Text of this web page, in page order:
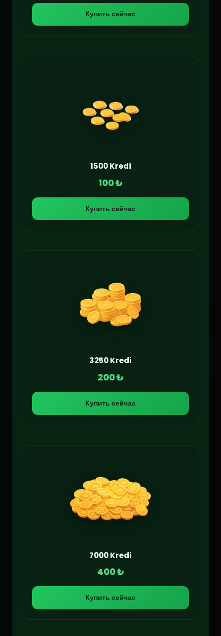
Купить сейчас
1500 Kredi
100 ₺
Купить сейчас
3250 Kredi
200 ₺
Купить сейчас
7000 Kredi
400 ₺
Купить сейчас